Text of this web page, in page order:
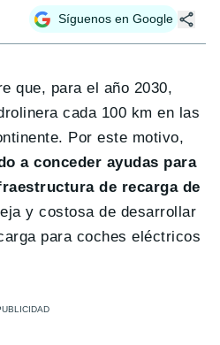
Síguenos en Google
que, para el año 2030,
cada 100 km en las
Por este motivo,
a conceder ayudas para
de recarga de
y costosa de desarrollar
para coches eléctricos